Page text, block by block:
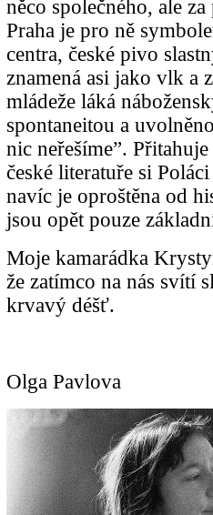
něco společného, ale
Praha je pro ně
centra, české pivo
znamená asi jako vlk a
mládeže láká
spontaneitou a
nic neřešíme”.
české literatuře si
navíc je oproštěna od
jsou opět pouze
Moje kamarádka
že zatímco na nás svítí
krvavý déšť.
Olga Pavlova